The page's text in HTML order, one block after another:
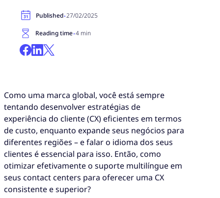
Published·27/02/2025
Reading time·4 min
Como uma marca global, você está sempre
tentando desenvolver estratégias de
experiência do cliente (CX) eficientes em termos
de custo, enquanto expande seus negócios para
diferentes regiões – e falar o idioma dos seus
clientes é essencial para isso. Então, como
otimizar efetivamente o suporte multilíngue em
seus contact centers para oferecer uma CX
consistente e superior?